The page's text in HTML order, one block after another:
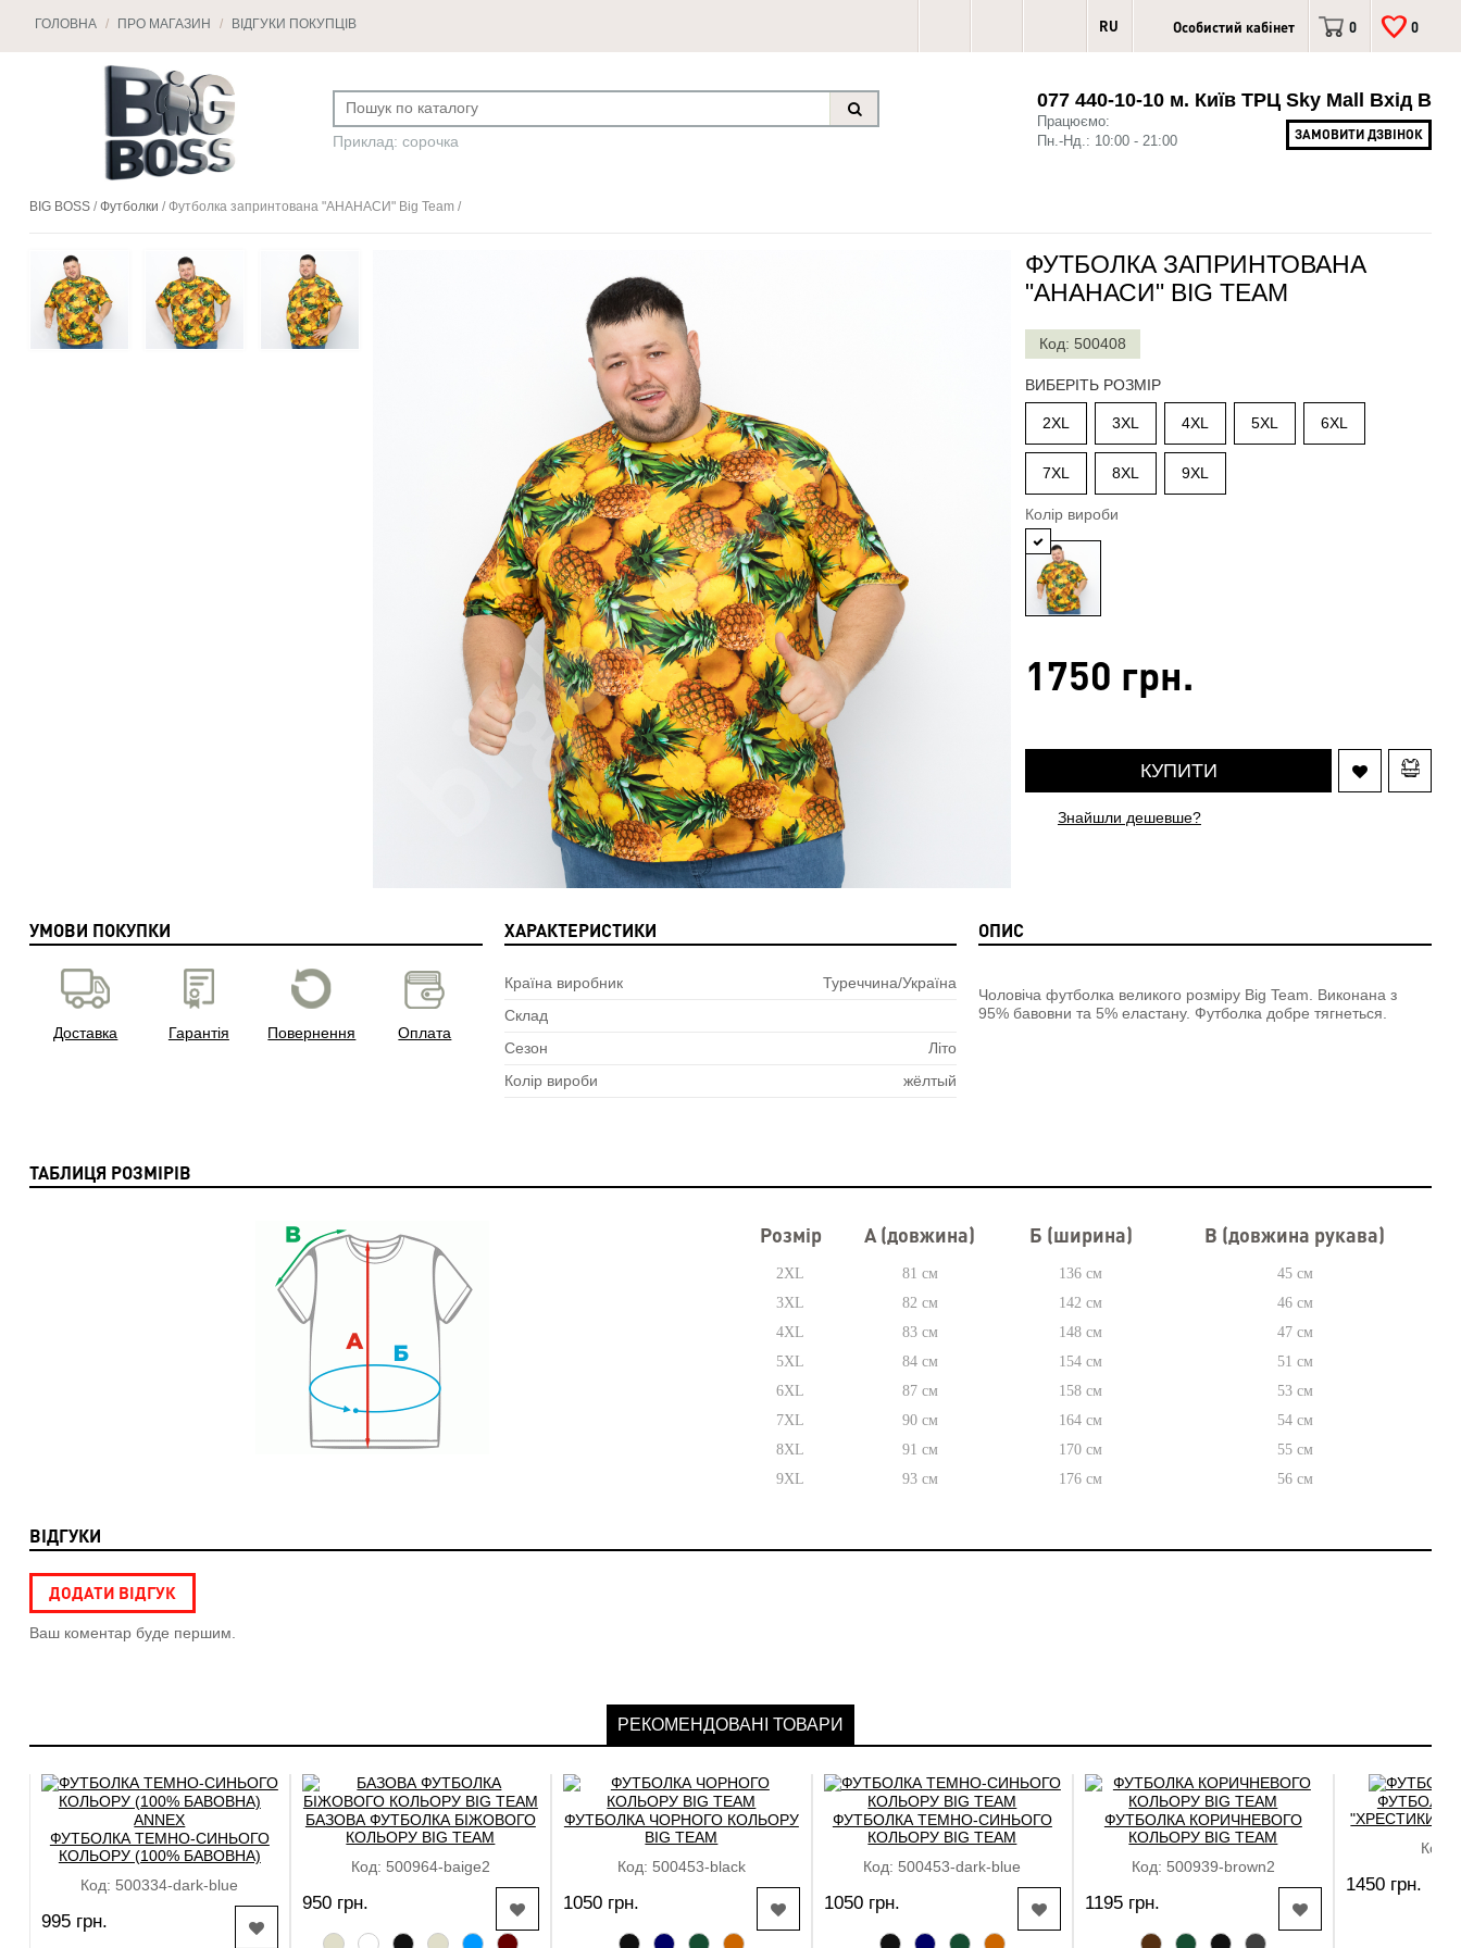
ГОЛОВНА / ПРО МАГАЗИН / ВІДГУКИ ПОКУПЦІВ 0
0
Особистий кабінет
RU
Приклад: сорочка
077 440-10-10 м. Київ ТРЦ Sky Mall Вхід В
Працюємо:
Пн.-Нд.: 10:00 - 21:00
ЗАМОВИТИ ДЗВІНОК
BIG BOSS/ Футболки / Футболка запринтована "АНАНАСИ" Big Team/
ФУТБОЛКА ЗАПРИНТОВАНА
"АНАНАСИ" BIG TEAM
Код: 500408
ВИБЕРІТЬ РОЗМІР
2XL 3XL 4XL 5XL 6XL
7XL 8XL 9XL
Колір вироби
1750 грн.
КУПИТИ
Знайшли дешевше?
УМОВИ ПОКУПКИ
Доставка Гарантія Повернення Оплата
ХАРАКТЕРИСТИКИ
Країна виробник
Туреччина/Україна
Склад
Сезон
Літо
Колір вироби
жёлтый
ОПИС
Чоловіча футболка великого розміру Big Team. Виконана з
95% бавовни та 5% еластану. Футболка добре тягнеться.
ТАБЛИЦЯ РОЗМІРІВ
Розмір А (довжина) Б (ширина) В (довжина рукава)
2XL 81 см 136 см
45 см
3XL
82 см 142 см
46 см
4XL
83 см 148 см
47 см
5XL
84 см 154 см
51 см
6XL
87 см 158 см
53 см
7XL
90 см 164 см
54 см
8XL
91 см 170 см
55 см
9XL
93 см 176 см 56 см
ВІДГУКИ
ДОДАТИ ВІДГУК
Ваш коментар буде першим.
РЕКОМЕНДОВАНІ ТОВАРИ
ФУТБОЛКА ТЕМНО-СИНЬОГО
КОЛЬОРУ (100% БАВОВНА)
Код: 500334-dark-blue
995 грн.
БАЗОВА ФУТБОЛКА БІЖОВОГО
КОЛЬОРУ BIG TEAM
Код: 500964-baige2
950 грн.
ФУТБОЛКА ЧОРНОГО КОЛЬОРУ
BIG TEAM
Код: 500453-black
1050 грн.
ФУТБОЛКА ТЕМНО-СИНЬОГО
КОЛЬОРУ BIG TEAM
Код: 500453-dark-blue
1050 грн.
ФУТБОЛКА КОРИЧНЕВОГО
КОЛЬОРУ BIG TEAM
Код: 500939-brown2
1195 грн.
"ХРЕСТИКИ
Код:
1450 грн.